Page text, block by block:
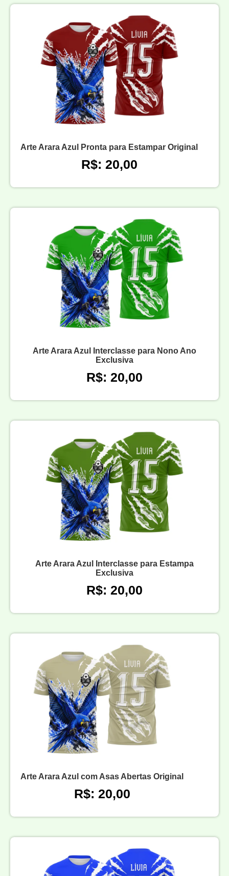
Arte Arara Azul Pronta para Estampar Original
R$: 20,00
Arte Arara Azul Interclasse para Nono Ano
Exclusiva
R$: 20,00
Arte Arara Azul Interclasse para Estampa
Exclusiva
R$: 20,00
Arte Arara Azul com Asas Abertas Original
R$: 20,00